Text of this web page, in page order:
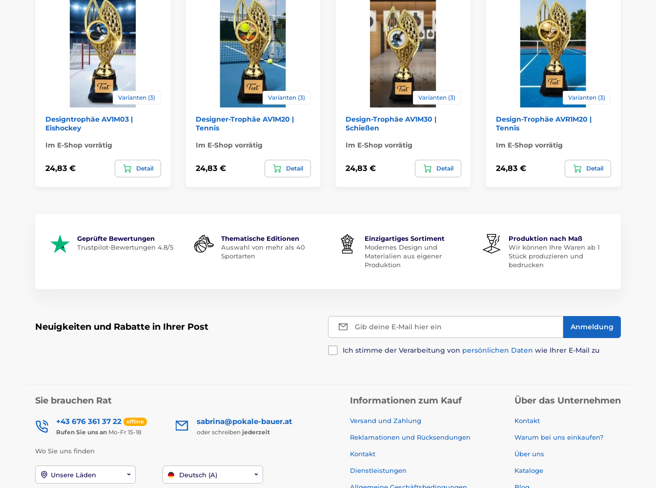
Varianten (3)
Designtrophäe AV1M03 |
Eishockey
Im E-Shop vorrätig
24,83 € Detail
Varianten (3)
Designer-Trophäe AV1M20 |
Tennis
Im E-Shop vorrätig
24,83 € Detail
Varianten (3)
Design-Trophäe AV1M30 |
Schießen
Im E-Shop vorrätig
24,83 € Detail
Varianten (3)
Design-Trophäe AVR1M20 |
Tennis
Im E-Shop vorrätig
24,83 € Detail
Geprüfte Bewertungen
Trustpilot-Bewertungen 4.8/5
Thematische Editionen
Auswahl von mehr als 40
Sportarten
Einzigartiges Sortiment
Modernes Design und
Materialien aus eigener
Produktion
Produktion nach Maß
Wir können Ihre Waren ab 1
Stück produzieren und
bedrucken
Neuigkeiten und Rabatte in Ihrer Post Gib deine E-Mail hier ein Anmeldung
Ich stimme der Verarbeitung von persönlichen Daten wie Ihrer E-Mail zu
Sie brauchen Rat
+43 676 361 37 22 offline
Rufen Sie uns an Mo-Fr 15-18
sabrina@pokale-bauer.at
oder schreiben jederzeit
Wo Sie uns finden
Unsere Läden Deutsch (A)
Informationen zum Kauf
Versand und Zahlung
Reklamationen und Rücksendungen
Kontakt
Dienstleistungen
Über das Unternehmen
Kontakt
Warum bei uns einkaufen?
Über uns
Kataloge